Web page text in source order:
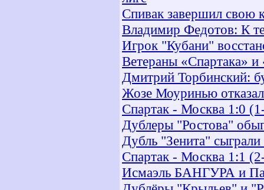
Спивак завершил свою
Владимир Федотов: К
Игрок "Кубани"
Ветераны «Спартака»
Дмитрий Торбинский:
Жозе Моуринью
Спартак - Москва 1:0
Дублеры "Ростова"
Дубль "Зенита"
Спартак - Москва 1:1
Исмаэль БАНГУРА и